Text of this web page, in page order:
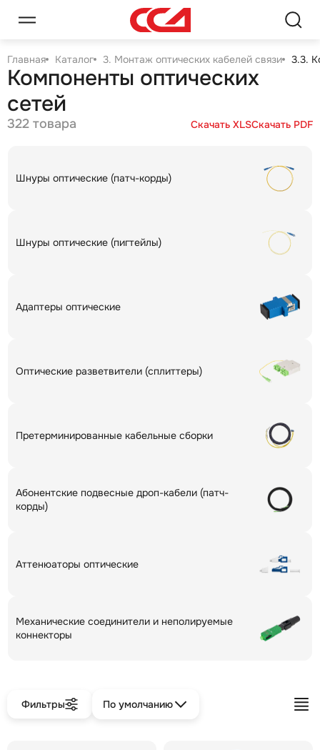
Главная Каталог 3. Монтаж оптических кабелей связи 3.3.
Компоненты оптических
сетей
322 товара Скачать XLSСкачать PDF
Шнуры оптические (патч-корды)
Шнуры оптические (пигтейлы)
Адаптеры оптические
Оптические разветвители (сплиттеры)
Претерминированные кабельные сборки
Абонентские подвесные дроп-кабели (патч-
корды)
Аттенюаторы оптические
Механические соединители и неполируемые
коннекторы
Фильтры По умолчанию